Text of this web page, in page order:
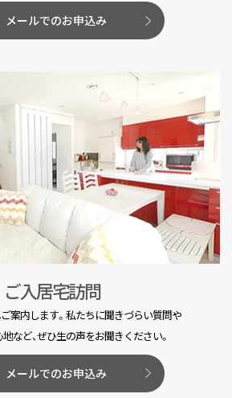
メールでのお申込み
ご入居宅訪問
案内します。私たちに聞きづらい質問や
など、ぜひ生の声をお聞きください。
メールでのお申込み